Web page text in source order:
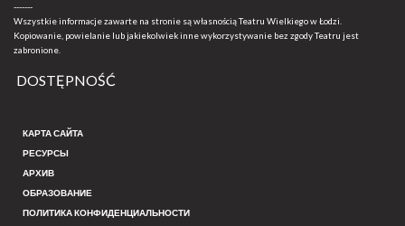
-------
Wszystkie informacje zawarte na stronie są własnością Teatru Wielkiego w Łodzi.
Kopiowanie, powielanie lub jakiekolwiek inne wykorzystywanie bez zgody Teatru jest
zabronione.
DOSTĘPNOŚĆ
КАРТА САЙТА
РЕСУРСЫ
АРХИВ
ОБРАЗОВАНИЕ
ПОЛИТИКА КОНФИДЕНЦИАЛЬНОСТИ